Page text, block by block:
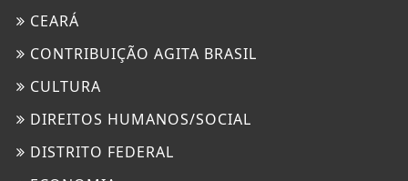
CEARÁ
CONTRIBUIÇÃO AGITA BRASIL
CULTURA
DIREITOS HUMANOS/SOCIAL
DISTRITO FEDERAL